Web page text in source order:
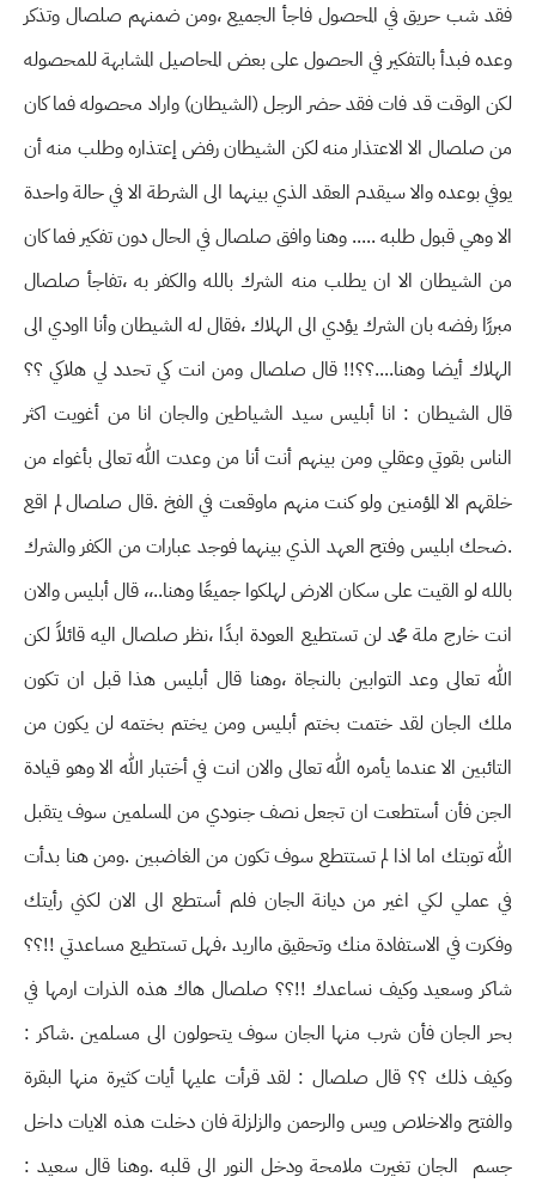
فقد شب حريق في المحصول فاجأ الجميع ،ومن ضمنهم صلصال وتذكر
وعده فبدأ بالتفكير في الحصول على بعض المحاصيل المشابهة للمحصوله
لكن الوقت قد فات فقد حضر الرجل (الشيطان) واراد محصوله فما كان
من صلصال الا الاعتذار منه لكن الشيطان رفض إعتذاره وطلب منه أن
يوفي بوعده والا سيقدم العقد الذي بينهما الى الشرطة الا في حالة واحدة
الا وهي قبول طلبه ..... وهنا وافق صلصال في الحال دون تفكير فما كان
من الشيطان الا ان يطلب منه الشرك بالله والكفر به ،تفاجأ صلصال
مبررًا رفضه بان الشرك يؤدي الى الهلاك ،فقال له الشيطان وأنا ااودي الى
الهلاك أيضا وهنا....؟؟!! قال صلصال ومن انت كي تحدد لي هلاكي ؟؟
قال الشيطان : انا أبليس سيد الشياطين والجان انا من أغويت اكثر
الناس بقوتي وعقلي ومن بينهم أنت أنا من وعدت الله تعالى بأغواء من
خلقهم الا المؤمنين ولو كنت منهم ماوقعت في الفخ .قال صلصال لم اقع
.ضحك ابليس وفتح العهد الذي بينهما فوجد عبارات من الكفر والشرك
بالله لو القيت على سكان الارض لهلكوا جميعًا وهنا..،، قال أبليس والان
انت خارج ملة محمد لن تستطيع العودة ابدًا ،نظر صلصال اليه قائلاً لكن
الله تعالى وعد التوابين بالنجاة ،وهنا قال أبليس هذا قبل ان تكون
ملك الجان لقد ختمت بختم أبليس ومن يختم بختمه لن يكون من
التائبين الا عندما يأمره الله تعالى والان انت في أختبار الله الا وهو قيادة
الجن فأن أستطعت ان تجعل نصف جنودي من المسلمين سوف يتقبل
الله توبتك اما اذا لم تستتطع سوف تكون من الغاضبين .ومن هنا بدأت
في عملي لكي اغير من ديانة الجان فلم أستطع الى الان لكني رأيتك
وفكرت في الاستفادة منك وتحقيق مااريد ،فهل تستطيع مساعدتي !!؟؟
شاكر وسعيد وكيف نساعدك !!؟؟ صلصال هاك هذه الذرات ارمها في
بحر الجان فأن شرب منها الجان سوف يتحولون الى مسلمين .شاكر :
وكيف ذلك ؟؟ قال صلصال : لقد قرأت عليها أيات كثيرة منها البقرة
والفتح والاخلاص ويس والرحمن والزلزلة فان دخلت هذه الايات داخل
جسم الجان تغيرت ملامحة ودخل النور الى قلبه .وهنا قال سعيد :